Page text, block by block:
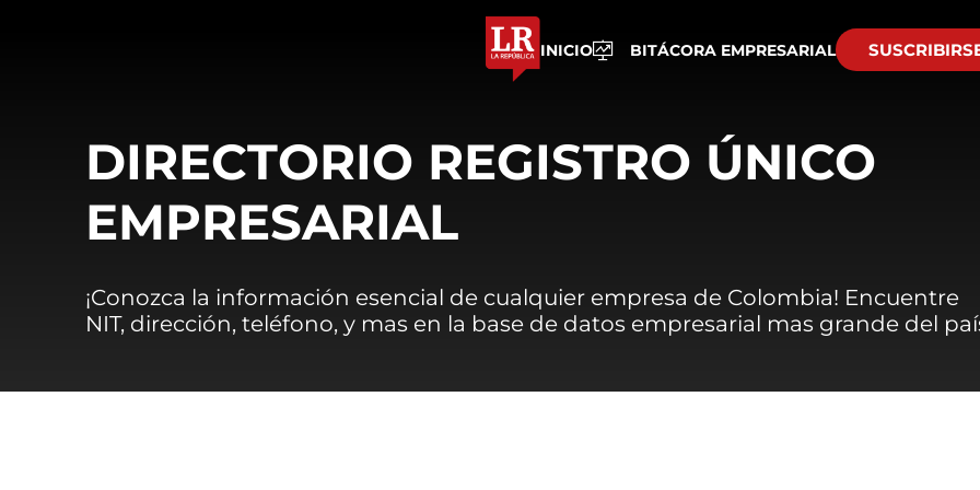
INICIO BITÁCORA EMPRESARIAL
DIRECTORIO REGISTRO ÚNICO
EMPRESARIAL
¡Conozca la información esencial de cualquier empresa de Colombia! Encuentre
NIT, dirección, teléfono, y mas en la base de datos empresarial mas grande del